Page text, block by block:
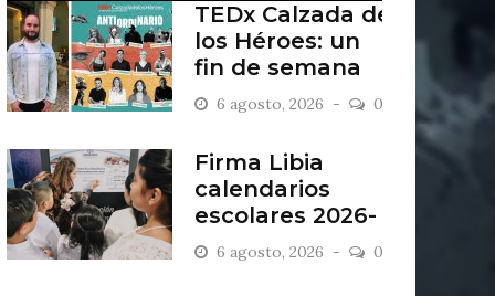
TEDx Calzada de
los Héroes: un
fin de semana
“Antiordinario”
en León
6 agosto, 2026 0
Firma Libia
calendarios
escolares 2026-
2027
6 agosto, 2026 0